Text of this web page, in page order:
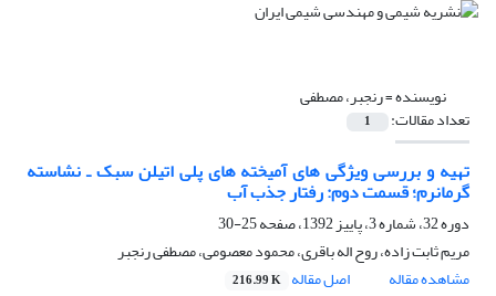
نویسنده =رنجبر، مصطفی
تعداد مقالات: 1
تهیه و بررسی ویژگی های آمیخته های پلی اتیلن سبک ـ نشاسته
گرمانرم؛ قسمت دوم: رفتار جذب آب
دوره 32، شماره 3، پاییز 1392، صفحه
25-30
مریم ثابت زاده، روح اله باقری، محمود معصومی، مصطفی رنجبر
مشاهده مقاله
اصل مقاله 216.99 K